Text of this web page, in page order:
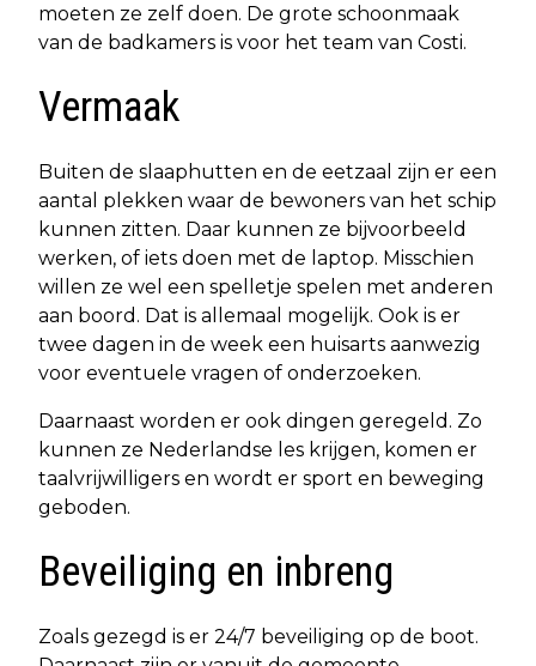
moeten ze zelf doen. De grote schoonmaak
van de badkamers is voor het team van Costi.
Vermaak
Buiten de slaaphutten en de eetzaal zijn er een
aantal plekken waar de bewoners van het schip
kunnen zitten. Daar kunnen ze bijvoorbeeld
werken, of iets doen met de laptop. Misschien
willen ze wel een spelletje spelen met anderen
aan boord. Dat is allemaal mogelijk. Ook is er
twee dagen in de week een huisarts aanwezig
voor eventuele vragen of onderzoeken.
Daarnaast worden er ook dingen geregeld. Zo
kunnen ze Nederlandse les krijgen, komen er
taalvrijwilligers en wordt er sport en beweging
geboden.
Beveiliging en inbreng
Zoals gezegd is er 24/7 beveiliging op de boot.